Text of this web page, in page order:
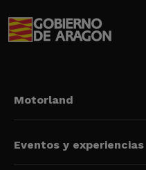
Motorland
Eventos y experiencias